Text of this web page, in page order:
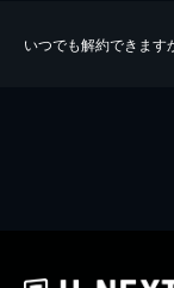
いつでも解約できます